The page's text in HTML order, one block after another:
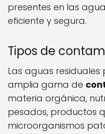
presentes en las
eficiente y segura.
Tipos de
Las aguas
amplia gama de
materia orgánica,
pesados, productos
microorganismos